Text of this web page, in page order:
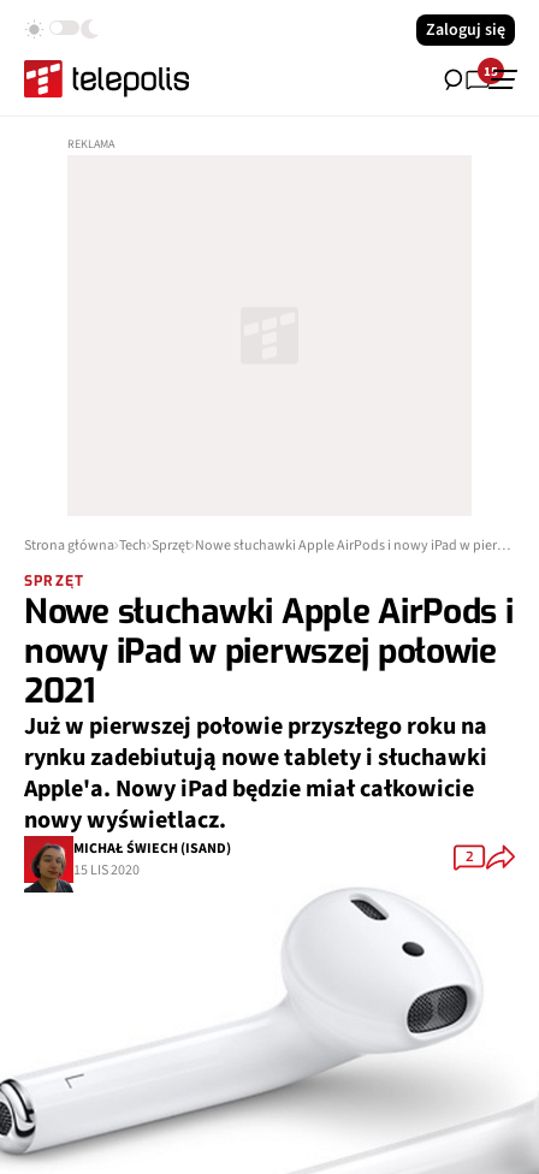
Zaloguj się
15
Strona główna Tech Sprzęt Nowe słuchawki Apple AirPods i nowy iPad w pierwszej połowie 2021
SPRZĘT
Nowe słuchawki Apple AirPods i
nowy iPad w pierwszej połowie
2021
Już w pierwszej połowie przyszłego roku na
rynku zadebiutują nowe tablety i słuchawki
Apple'a. Nowy iPad będzie miał całkowicie
nowy wyświetlacz.
MICHAŁ ŚWIECH (ISAND)
15 LIS 2020
2